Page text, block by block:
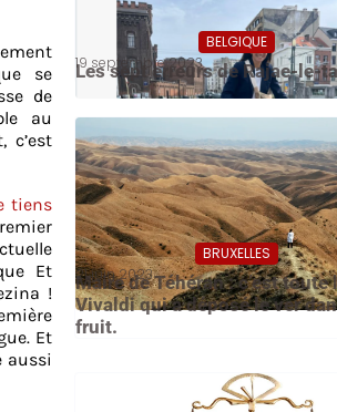
se
de
au
c’est
tiens
Et
!
Et
aussi
BELGIQUE
19 septembre 2023
Les sept erreurs de Rajae-le-
BRUXELLES
21 juin 2023
Maire de Téhéran : c’est toute
Vivaldi qui a déposé le ver
fruit.